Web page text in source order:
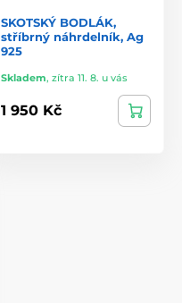
SKOTSKÝ BODLÁK,
stříbrný náhrdelník, Ag
925
Skladem, zítra 11. 8. u vás
1 950 Kč